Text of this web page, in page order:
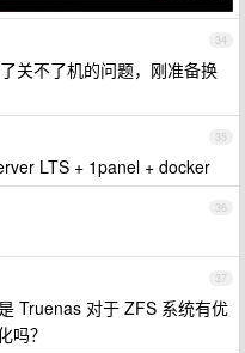
34
关不了机的问题，刚准备换
35
LTS + 1panel + docker
36
37
Truenas 对于 ZFS 系统有优
吗？